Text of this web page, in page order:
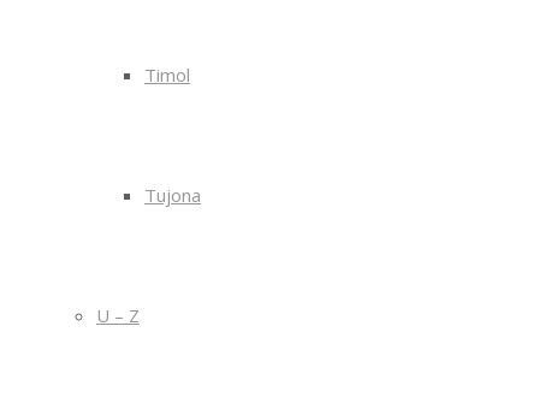
Timol
Tujona
U – Z